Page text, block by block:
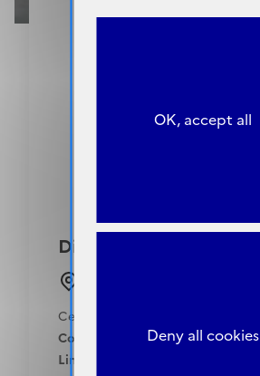
Diététicien
Centre Hospitalier de RODEZ
Concours :
09-12-2026
Limite de candidature :
OK, accept all
Deny all cookies